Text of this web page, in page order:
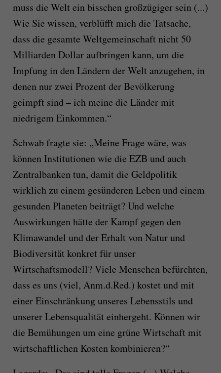
muss die Welt ein bisschen großzügiger sein (...)
Wie Sie wissen, verblüfft mich die Tatsache,
dass die gesamte Weltgemeinschaft nicht 50
Milliarden Dollar aufbringen kann, um die
Impfung in den Ländern der Welt anzugehen, in
denen nur zwei Prozent der Bevölkerung
geimpft sind – ich meine die Länder mit
niedrigem Einkommen.“
Schwab fragte sie: „Meine Frage wäre, was
können Institutionen wie die EZB und auch
Zentralbanken tun, damit die Geldpolitik
wirklich zu einem gesünderen Leben und einem
gesunden Planeten beiträgt? Und welche
Auswirkungen hätte der Kampf gegen den
Klimawandel und der Erhalt von Natur und
Biodiversität konkret für unser
Wirtschaftsmodell? Viele Menschen befürchten,
dass es uns (viel, Anm.d.Red.) kostet und mit
einer Einschränkung unseres Lebensstils und
unserer Lebensqualität einhergeht. Können wir
die Bemühungen um eine grüne Wirtschaft mit
wirtschaftlichen Kosten kombinieren?“